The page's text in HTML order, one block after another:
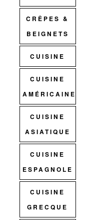
CRÊPES &
BEIGNETS
CUISINE
CUISINE
AMÉRICAINE
CUISINE
ASIATIQUE
CUISINE
ESPAGNOLE
CUISINE
GRECQUE